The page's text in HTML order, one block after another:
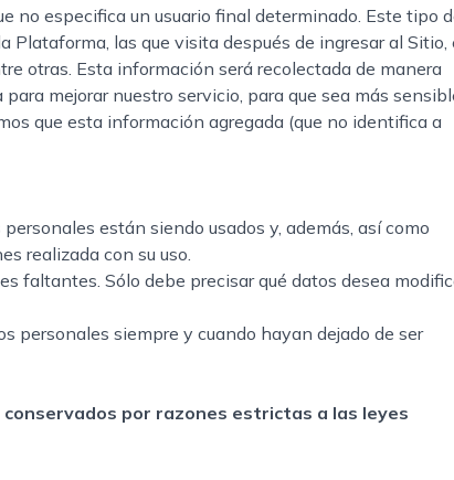
no especifica un usuario final determinado. Este tipo
Plataforma, las que visita después de ingresar al Sitio,
otras. Esta información será recolectada de manera
mejorar nuestro servicio, para que sea más
que esta información agregada (que no identifica a
están siendo usados y, además, así como
realizada con su uso.
faltantes. Sólo debe precisar qué datos desea
personales siempre y cuando hayan dejado de ser
por razones estrictas a las leyes